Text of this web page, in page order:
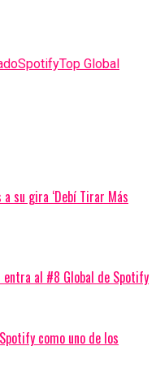
SpotifyTop Global
su gira ‘Debí Tirar Más
entra al #8 Global de Spotify
como uno de los